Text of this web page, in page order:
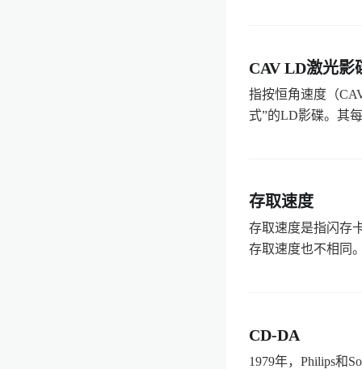
CAV LD激光影
指按恒角速度（
式”的LD影碟。其
存取速度
存取速度是指闪存
存取速度也不相同
CD-DA
1979年，Philips和